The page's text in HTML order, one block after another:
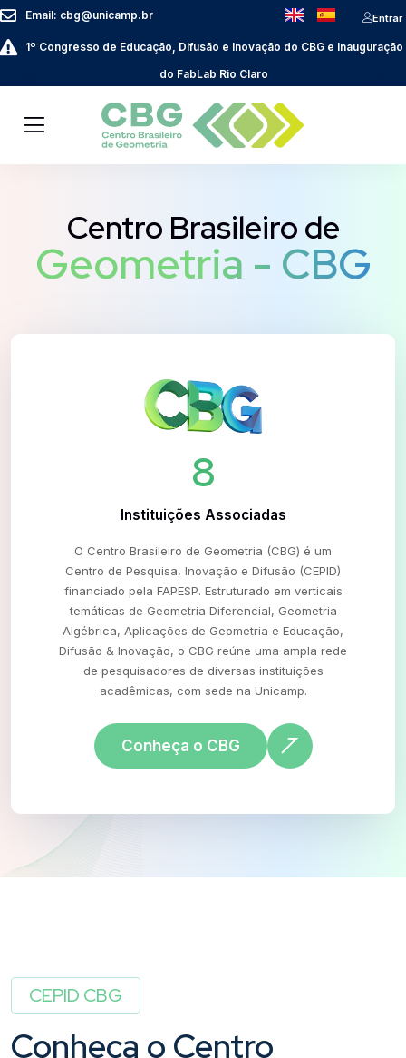
Email: cbg@unicamp.br
1º Congresso de Educação, Difusão e Inovação do CBG e Inauguração
do FabLab Rio Claro
Entrar
Centro Brasileiro de
Geometria - CBG
8
Instituições Associadas
O Centro Brasileiro de Geometria (CBG) é um
Centro de Pesquisa, Inovação e Difusão (CEPID)
financiado pela FAPESP. Estruturado em verticais
temáticas de Geometria Diferencial, Geometria
Algébrica, Aplicações de Geometria e Educação,
Difusão & Inovação, o CBG reúne uma ampla rede
de pesquisadores de diversas instituições
acadêmicas, com sede na Unicamp.
Conheça o CBG
CEPID CBG
Conheça o Centro